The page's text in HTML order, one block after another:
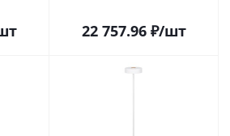
22 757.96₽/шт